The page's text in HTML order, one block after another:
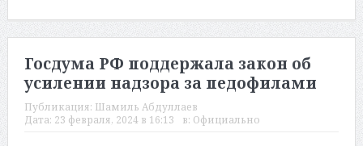
Госдума РФ поддержала закон об
усилении надзора за педофилами
Публикация: Шамиль Абдуллаев
Дата: 23 февраля, 2024 в 16:13 в: Официально